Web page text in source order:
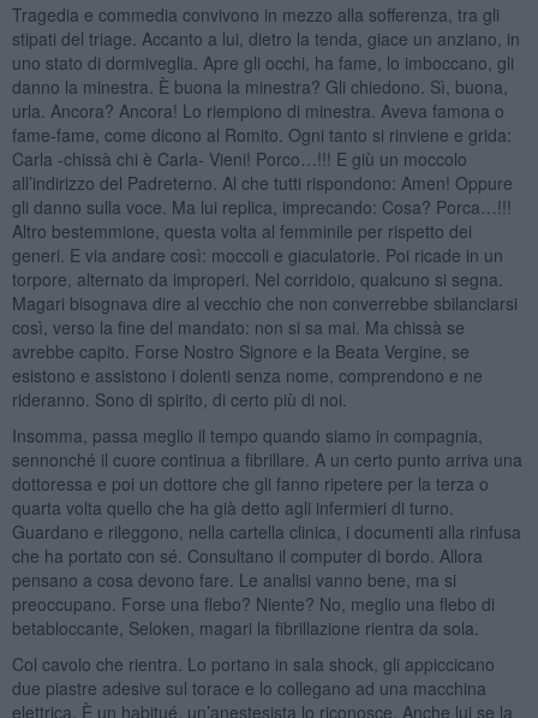
Tragedia e commedia convivono in mezzo alla sofferenza, tra gli
stipati del triage. Accanto a lui, dietro la tenda, giace un anziano, in
uno stato di dormiveglia. Apre gli occhi, ha fame, lo imboccano, gli
danno la minestra. È buona la minestra? Gli chiedono. Sì, buona,
urla. Ancora? Ancora! Lo riempiono di minestra. Aveva famona o
fame-fame, come dicono al Romito. Ogni tanto si rinviene e grida:
Carla -chissà chi è Carla- Vieni! Porco…!!! E giù un moccolo
all’indirizzo del Padreterno. Al che tutti rispondono: Amen! Oppure
gli danno sulla voce. Ma lui replica, imprecando: Cosa? Porca…!!!
Altro bestemmione, questa volta al femminile per rispetto dei
generi. E via andare così: moccoli e giaculatorie. Poi ricade in un
torpore, alternato da improperi. Nel corridoio, qualcuno si segna.
Magari bisognava dire al vecchio che non converrebbe sbilanciarsi
così, verso la fine del mandato: non si sa mai. Ma chissà se
avrebbe capito. Forse Nostro Signore e la Beata Vergine, se
esistono e assistono i dolenti senza nome, comprendono e ne
rideranno. Sono di spirito, di certo più di noi.
Insomma, passa meglio il tempo quando siamo in compagnia,
sennonché il cuore continua a fibrillare. A un certo punto arriva una
dottoressa e poi un dottore che gli fanno ripetere per la terza o
quarta volta quello che ha già detto agli infermieri di turno.
Guardano e rileggono, nella cartella clinica, i documenti alla rinfusa
che ha portato con sé. Consultano il computer di bordo. Allora
pensano a cosa devono fare. Le analisi vanno bene, ma si
preoccupano. Forse una flebo? Niente? No, meglio una flebo di
betabloccante, Seloken, magari la fibrillazione rientra da sola.
Col cavolo che rientra. Lo portano in sala shock, gli appiccicano
due piastre adesive sul torace e lo collegano ad una macchina
elettrica. È un habitué, un’anestesista lo riconosce. Anche lui se la